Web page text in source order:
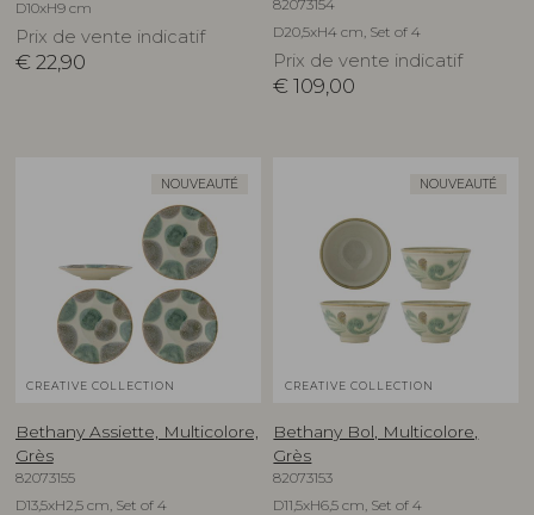
D10xH9 cm
Prix de vente indicatif
€ 22,90
82073154
D20,5xH4 cm, Set of 4
Prix de vente indicatif
€ 109,00
NOUVEAUTÉ
CREATIVE COLLECTION
Bethany Assiette, Multicolore,
Grès
82073155
D13,5xH2,5 cm, Set of 4
NOUVEAUTÉ
CREATIVE COLLECTION
Bethany Bol, Multicolore,
Grès
82073153
D11,5xH6,5 cm, Set of 4